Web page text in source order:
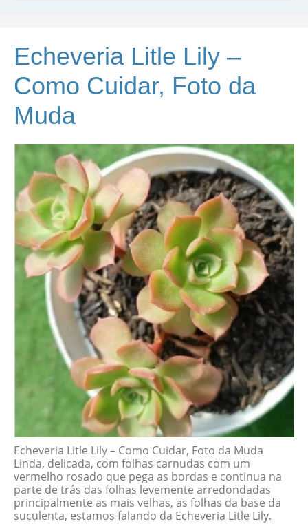
Echeveria Litle Lily –
Como Cuidar, Foto da
Muda
Echeveria Litle Lily – Como Cuidar, Foto da Muda
Linda, delicada, com folhas carnudas com um
vermelho rosado que pega as bordas e continua na
parte de trás das folhas levemente arredondadas
principalmente as mais velhas, as folhas da base da
suculenta, estamos falando da Echeveria Litle Lily.